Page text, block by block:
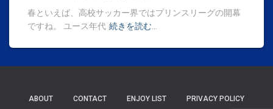
春といえば、高校サッカー界ではプリンスリーグの開幕
ですね。 ユース年代 続きを読む…
ABOUT CONTACT ENJOY LIST PRIVACY POLICY